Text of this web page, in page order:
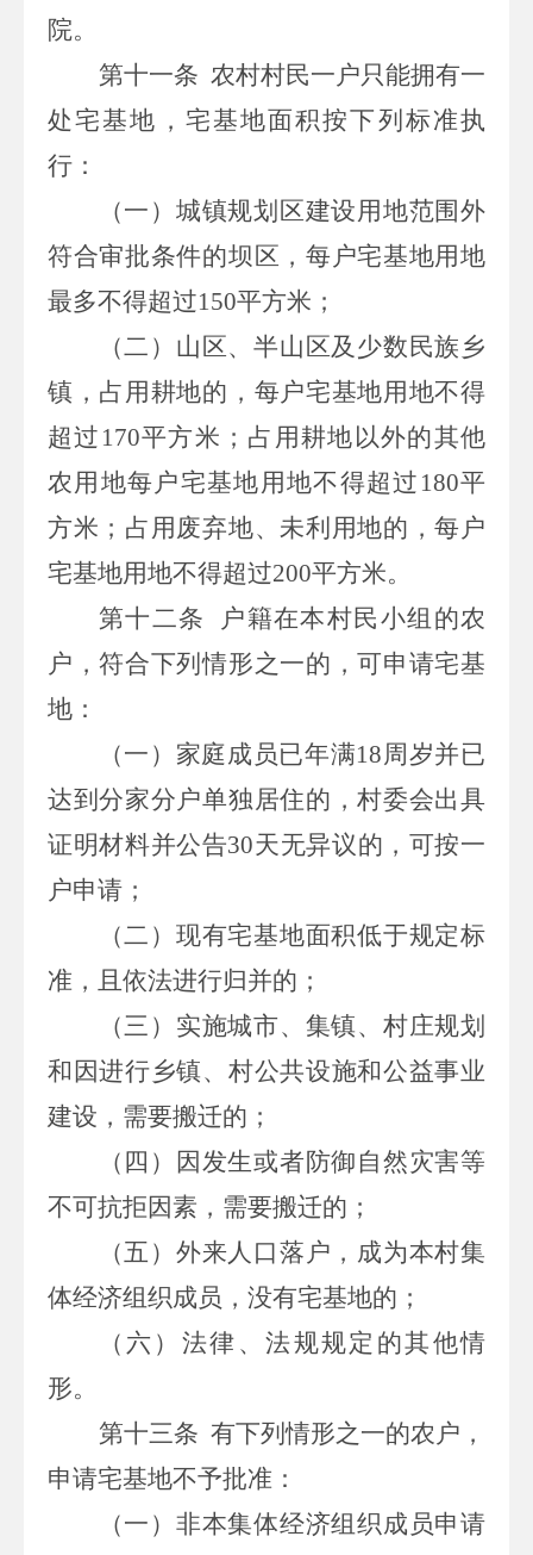
院。
第十一条 农村村民一户只能拥有一
处宅基地，宅基地面积按下列标准执
行：
（一）城镇规划区建设用地范围外
符合审批条件的坝区，每户宅基地用地
最多不得超过150平方米；
（二）山区、半山区及少数民族乡
镇，占用耕地的，每户宅基地用地不得
超过 170平方米；占用耕地以外的其他
农用地每户宅基地用地不得超过 180平
方米；占用废弃地、未利用地的，每户
宅基地用地不得超过200平方米。
第十二条
户籍在本村民小组的农
户，符合下列情形之一的，可申请宅基
地：
（一）家庭成员已年满18周岁并已
达到分家分户单独居住的，村委会出具
证明材料并公告30天无异议的，可按一
户申请；
（二）现有宅基地面积低于规定标
准，且依法进行归并的；
（三）实施城市、集镇、村庄规划
和因进行乡镇、村公共设施和公益事业
建设，需要搬迁的；
（四）因发生或者防御自然灾害等
不可抗拒因素，需要搬迁的；
（五）外来人口落户，成为本村集
体经济组织成员，没有宅基地的；
（六）法律、法规规定的其他情
形。
第十三条 有下列情形之一的农户，
申请宅基地不予批准：
（一）非本集体经济组织成员申请